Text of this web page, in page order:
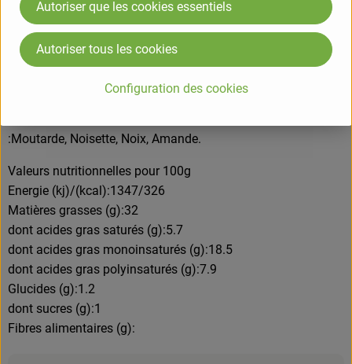
Soja* lactofermenté (eau filtrée, soja* dépelliculé sans OGM
14,8%, ferments sélectionnés), amande* lactofermenté (eau
filtrée, amande* 3%, ferments sélectionnés), huile de colza*,
huile de coco*, huile d'olive* vierge extra, sel non raffinée.
:Moutarde, Noisette, Noix, Amande.
Valeurs nutritionnelles pour 100g
Energie (kj)/(kcal):1347/326
Matières grasses (g):32
dont acides gras saturés (g):5.7
dont acides gras monoinsaturés (g):18.5
dont acides gras polyinsaturés (g):7.9
Glucides (g):1.2
dont sucres (g):1
Fibres alimentaires (g):
Configuration des cookies
Autoriser que les cookies essentiels
Autoriser tous les cookies